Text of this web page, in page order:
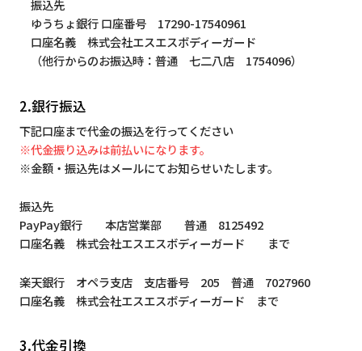
振込先
ゆうちょ銀行 口座番号 17290-17540961
口座名義 株式会社エスエスボディーガード
（他行からのお振込時：普通 七二八店 1754096）
2.銀行振込
下記口座まで代金の振込を行ってください
※代金振り込みは前払いになります。
※金額・振込先はメールにてお知らせいたします。
振込先
PayPay銀行 本店営業部 普通 8125492
口座名義 株式会社エスエスボディーガード まで
楽天銀行 オペラ支店 支店番号 205 普通 7027960
口座名義 株式会社エスエスボディーガード まで
3.代金引換